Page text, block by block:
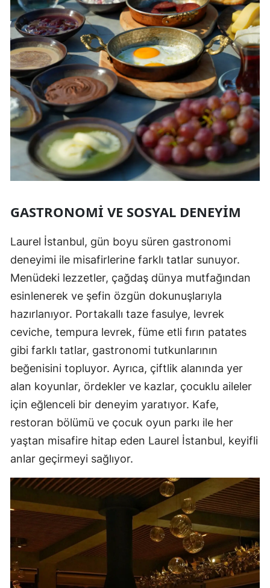
GASTRONOMI VE SOSYAL DENEYIM
Laurel İstanbul, gün boyu süren gastronomi
deneyimi ile misafirlerine farklı tatlar sunuyor.
Menüdeki lezzetler, çağdaş dünya mutfağından
esinlenerek ve şefin özgün dokunuşlarıyla
hazırlanıyor. Portakallı taze fasulye, levrek
ceviche, tempura levrek, füme etli fırın patates
gibi farklı tatlar, gastronomi tutkunlarının
beğenisini topluyor. Ayrıca, çiftlik alanında yer
alan koyunlar, ördekler ve kazlar, çocuklu aileler
için eğlenceli bir deneyim yaratıyor. Kafe,
restoran bölümü ve çocuk oyun parkı ile her
yaştan misafire hitap eden Laurel İstanbul, keyifli
anlar geçirmeyi sağlıyor.